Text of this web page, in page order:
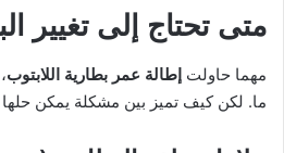
متى تحتاج إلى تغيير
مهما حاولت إطالة عمر بطارية اللابتوب
ما. لكن كيف تميز بين مشكلة يمكن